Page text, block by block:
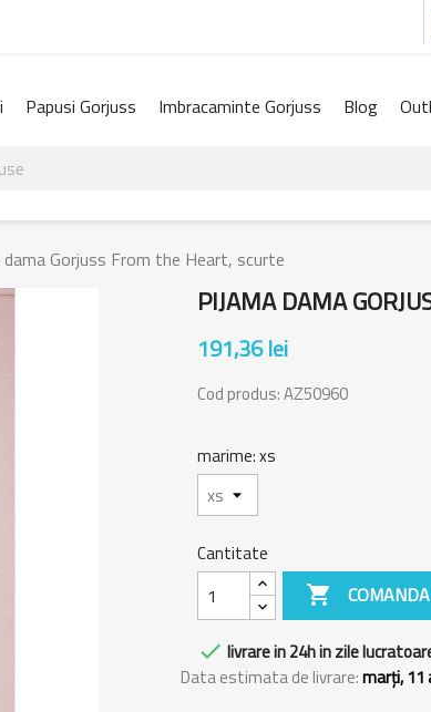
Papusi Gorjuss Imbracaminte Gorjuss Blog
dama Gorjuss From the Heart, scurte
PIJAMA DAMA
191,36 lei
Cod produs:AZ50960
marime: xs
Cantitate

 livrare in 24h in zile
Data estimata de livrare:marți, 11